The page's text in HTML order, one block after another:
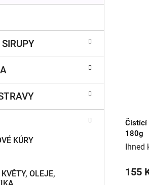
KÚRY
OLEJE,
Čistící
180g
155